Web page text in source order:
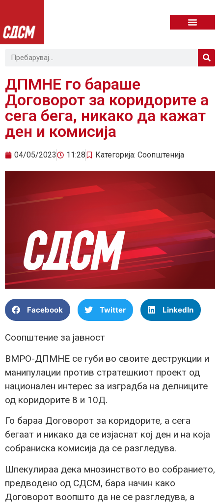
ДПМНЕ го бараше
Договорот за коридорите а
сега бега, никако да кажат
ден и комисија
04/05/2023 11:28 Категорија: Соопштенија
Facebook Twitter LinkedIn
Соопштение за јавност
ВМРО-ДПМНЕ се губи во своите деструкции и
манипулации против стратешкиот проект од
национален интерес за изградба на делниците
од коридорите 8 и 10Д.
Го бараа Договорот за коридорите, а сега
бегаат и никако да се изјаснат кој ден и на која
собраниска комисија да се разгледува.
Шпекулираа дека мнозинството во собранието,
предводено од СДСМ, бара начин како
Договорот воопшто да не се разгледува, а